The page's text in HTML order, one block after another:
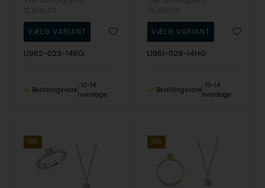
L1962-023-14RG
Bestillingsvare
10-14
hverdage
L1961-028-14HG
Bestillingsvare
10-14
hverdage
19% 19%